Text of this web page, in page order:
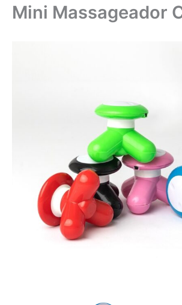
Mini Massageador